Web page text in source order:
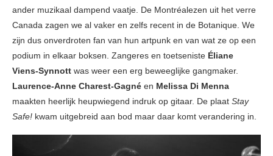
ander muzikaal dampend vaatje. De Montréalezen uit het verre
Canada zagen we al vaker en zelfs recent in de Botanique. We
zijn dus onverdroten fan van hun artpunk en van wat ze op een
podium in elkaar boksen. Zangeres en toetseniste Éliane
Viens-Synnott was weer een erg beweeglijke gangmaker.
Laurence-Anne Charest-Gagné en Melissa Di Menna
maakten heerlijk heupwiegend indruk op gitaar. De plaat Stay
Safe! kwam uitgebreid aan bod maar daar komt verandering in.